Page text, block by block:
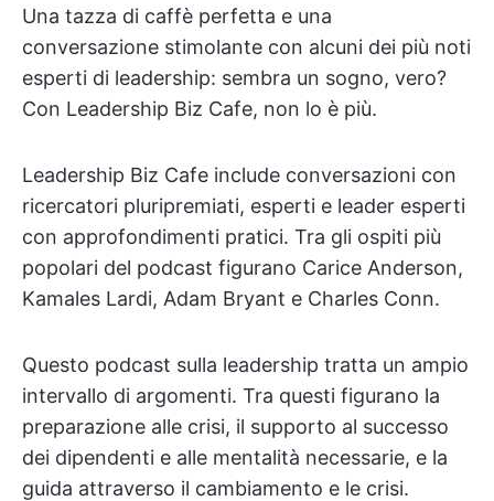
Una tazza di caffè perfetta e una
conversazione stimolante con alcuni dei più noti
esperti di leadership: sembra un sogno, vero?
Con Leadership Biz Cafe, non lo è più.
Leadership Biz Cafe include conversazioni con
ricercatori pluripremiati, esperti e leader esperti
con approfondimenti pratici. Tra gli ospiti più
popolari del podcast figurano Carice Anderson,
Kamales Lardi, Adam Bryant e Charles Conn.
Questo podcast sulla leadership tratta un ampio
intervallo di argomenti. Tra questi figurano la
preparazione alle crisi, il supporto al successo
dei dipendenti e alle mentalità necessarie, e la
guida attraverso il cambiamento e le crisi.